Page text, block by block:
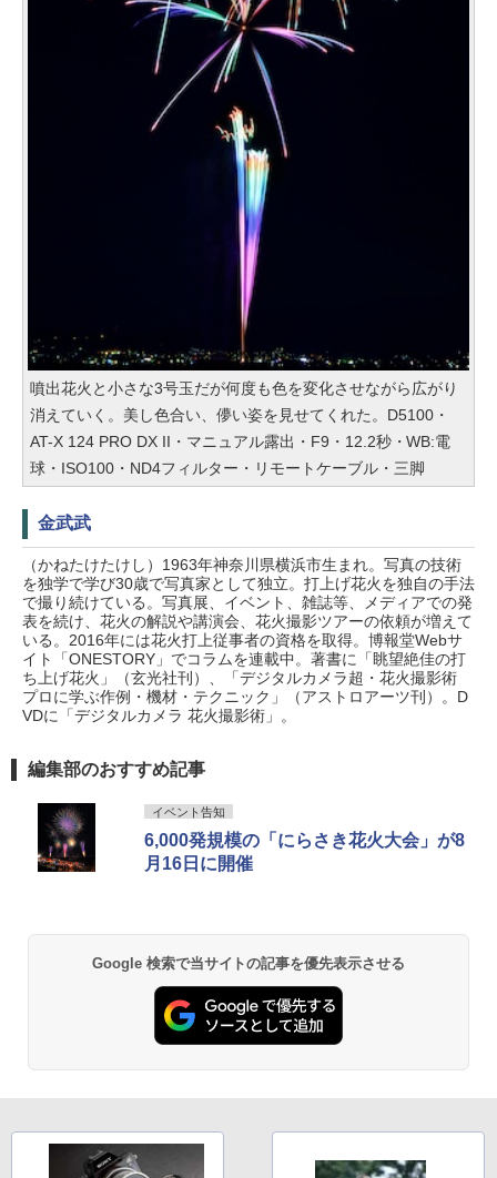
噴出花火と小さな3号玉だが何度も色を変化させながら広がり
消えていく。美し色合い、儚い姿を見せてくれた。D5100・
AT-X 124 PRO DX II・マニュアル露出・F9・12.2秒・WB:電
球・ISO100・ND4フィルター・リモートケーブル・三脚
金武武
（かねたけたけし）1963年神奈川県横浜市生まれ。写真の技術
を独学で学び30歳で写真家として独立。打上げ花火を独自の手法
で撮り続けている。写真展、イベント、雑誌等、メディアでの発
表を続け、花火の解説や講演会、花火撮影ツアーの依頼が増えて
いる。2016年には花火打上従事者の資格を取得。博報堂Webサ
イト「ONESTORY」でコラムを連載中。著書に「眺望絶佳の打
ち上げ花火」（玄光社刊）、「デジタルカメラ超・花火撮影術
プロに学ぶ作例・機材・テクニック」（アストロアーツ刊）。D
VDに「デジタルカメラ 花火撮影術」。
編集部のおすすめ記事
イベント告知
6,000発規模の「にらさき花火大会」が8
月16日に開催
Google 検索で当サイトの記事を優先表示させる